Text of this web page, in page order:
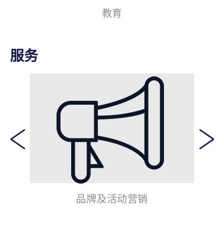
教育
服务
品牌及活动营销